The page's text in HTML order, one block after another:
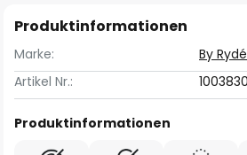
Produktinformationen
Marke:
By
Artikel Nr.:
Produktinformationen